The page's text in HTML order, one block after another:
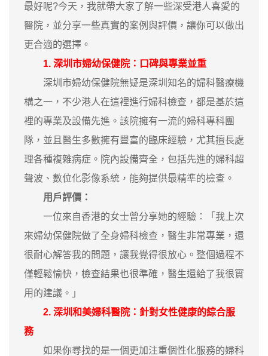
最好呢?今天，我就帶大家了解一些深受港人喜愛的
醫院，並分享一些真實的案例與評價，讓你可以做出
更合適的選擇。
1. 深圳市婦幼保健院：口碑與專業並重
深圳市婦幼保健院無疑是深圳知名的婦科醫療機
構之一，不少港人在這裡進行婦科檢查，都是基於這
裡的專業及設備先進。該院擁有一流的婦科專科團
隊，並且醫生多數擁有豐富的臨床經驗，尤其擅長處
理各種複雜病症。院內設備齊全，包括先進的婦科超
聲波、數位化影像系統，能夠提供最精準的檢查。
用戶評價：
一位來自香港的女士曾分享她的經驗：「我上次
來婦幼保健院做了全身婦科檢查，醫生非常專業，還
很耐心解答我的問題，讓我覺得很放心。整個過程不
僅輕鬆愉快，檢查結果也很準確，醫生還給了我很實
用的建議。」
2. 深圳和美婦科醫院：針對女性健康的綜合服
務
如果你尋找的是一個更加注重個性化服務的婦科